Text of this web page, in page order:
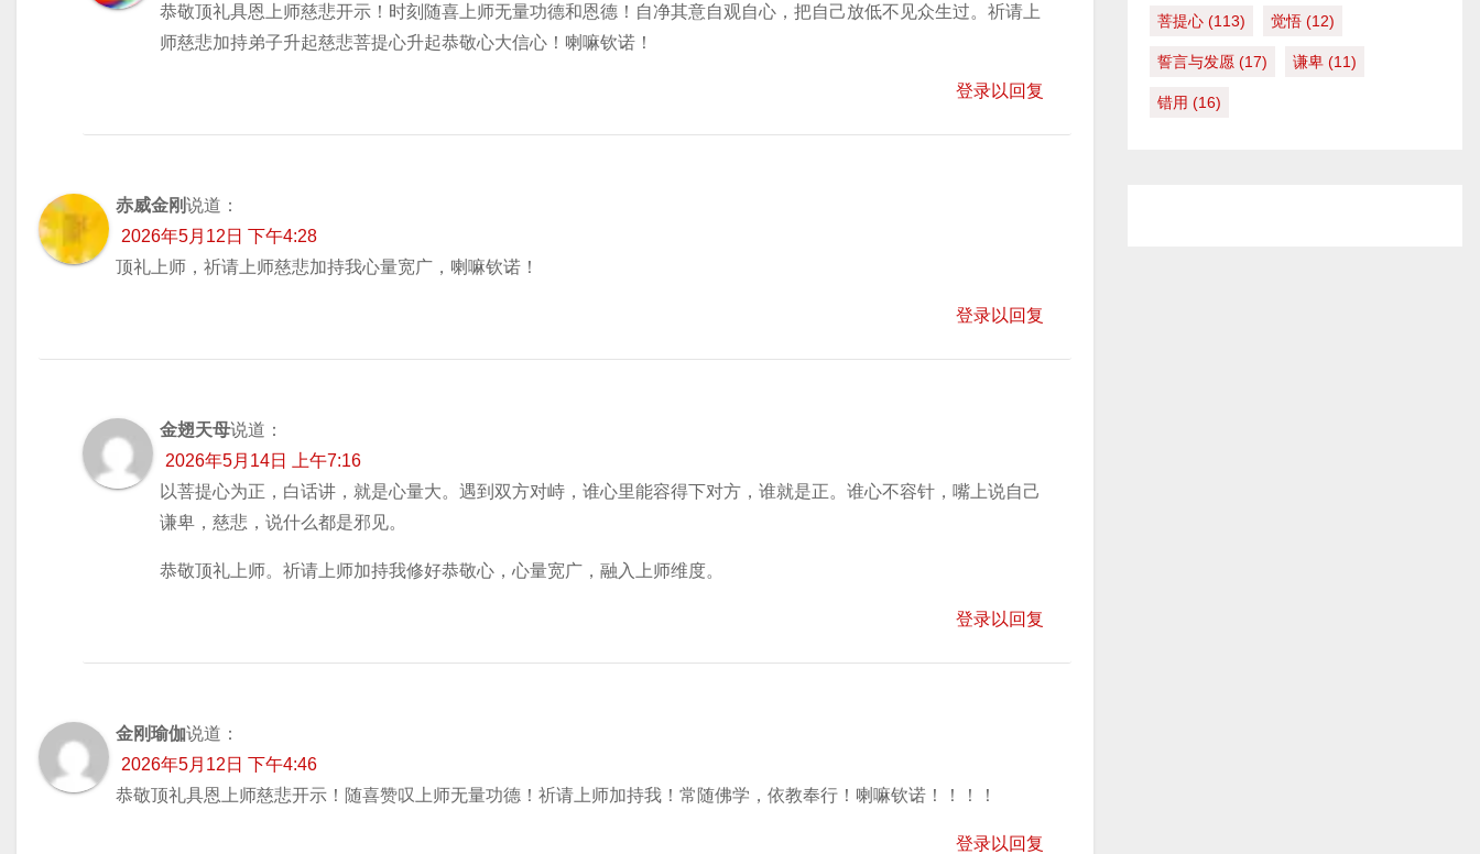
恭敬顶礼具恩上师慈悲开示！时刻随喜上师无量功德和恩德！自净其意自观自心，把自己放低不见众生过。祈请上
师慈悲加持弟子升起慈悲菩提心升起恭敬心大信心！喇嘛钦诺！
登录以回复
赤威金刚说道：
2026年5月12日 下午4:28
顶礼上师，祈请上师慈悲加持我心量宽广，喇嘛钦诺！
登录以回复
金翅天母说道：
2026年5月14日 上午7:16
以菩提心为正，白话讲，就是心量大。遇到双方对峙，谁心里能容得下对方，谁就是正。谁心不容针，嘴上说自己
谦卑，慈悲，说什么都是邪见。
恭敬顶礼上师。祈请上师加持我修好恭敬心，心量宽广，融入上师维度。
登录以回复
金刚瑜伽说道：
2026年5月12日 下午4:46
恭敬顶礼具恩上师慈悲开示！随喜赞叹上师无量功德！祈请上师加持我！常随佛学，依教奉行！喇嘛钦诺！！！！
登录以回复
菩提心 (113) 觉悟 (12)
誓言与发愿 (17) 谦卑 (11)
错用 (16)